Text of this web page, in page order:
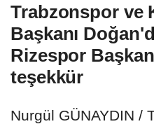
Trabzonspor ve
Başkanı
Rizespor
teşekkür
Nurgül GÜNAYDIN /